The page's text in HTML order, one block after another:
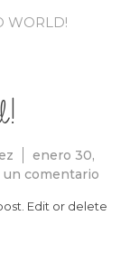
WORLD!
enero 30,
un comentarioen
world!
Edit or delete